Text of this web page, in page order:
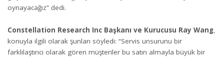
oynayacağız” dedi.
Constellation Research Inc Başkanı ve Kurucusu Ray Wang,
konuyla ilgili olarak şunları söyledi: “Servis unsurunu bir
farklılaştırıcı olarak gören müşteriler bu satın almayla büyük bir